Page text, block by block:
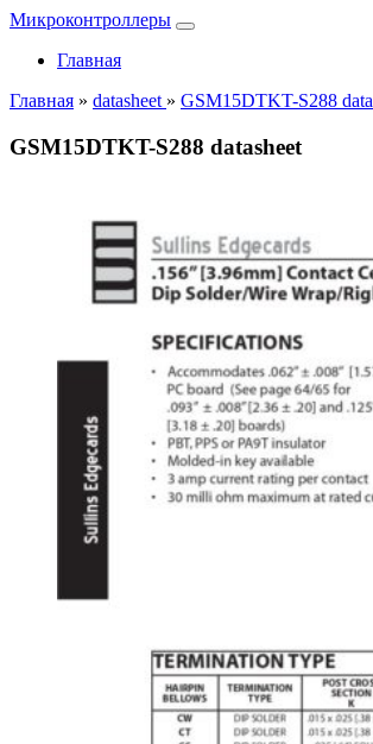
Микроконтроллеры
Главная
Главная » datasheet » GSM15DTKT-S288
GSM15DTKT-S288 datasheet